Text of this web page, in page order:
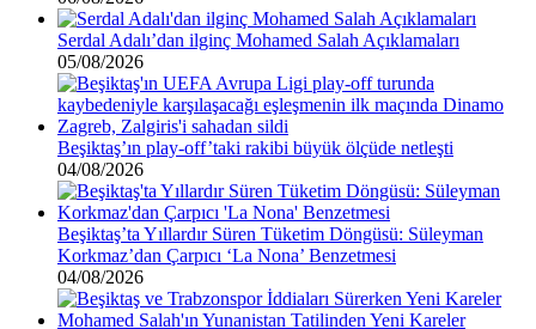
Serdal Adalı’dan ilginç Mohamed Salah Açıklamaları
05/08/2026
Beşiktaş’ın play-off’taki rakibi büyük ölçüde netleşti
04/08/2026
Beşiktaş’ta Yıllardır Süren Tüketim Döngüsü: Süleyman
Korkmaz’dan Çarpıcı ‘La Nona’ Benzetmesi
04/08/2026